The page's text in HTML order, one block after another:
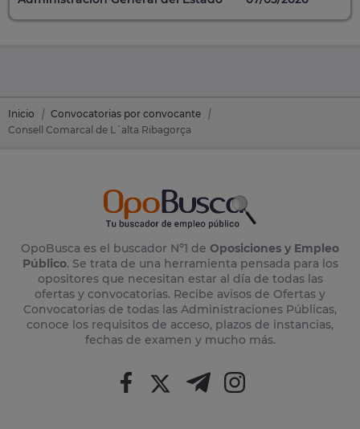
Inicio
Convocatorias por convocante
Consell Comarcal de L´alta Ribagorça
OpoBusca es el buscador Nº1 de Oposiciones y Empleo
Público. Se trata de una herramienta pensada para los
opositores que necesitan estar al día de todas las
ofertas y convocatorias. Recibe avisos de Ofertas y
Convocatorias de todas las Administraciones Públicas,
conoce los requisitos de acceso, plazos de instancias,
fechas de examen y mucho más.